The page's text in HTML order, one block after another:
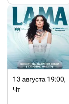
13 августа 19:00,
Чт